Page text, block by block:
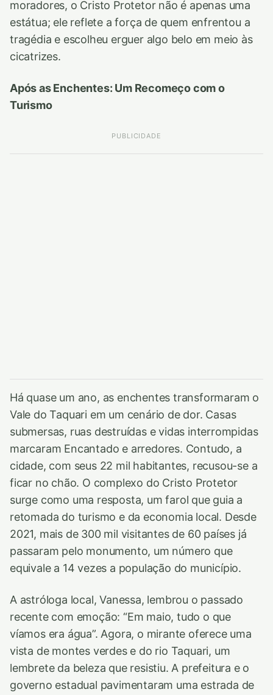
moradores, o Cristo Protetor não é apenas uma
estátua; ele reflete a força de quem enfrentou a
tragédia e escolheu erguer algo belo em meio às
cicatrizes.
Após as Enchentes: Um Recomeço com o
Turismo
PUBLICIDADE
Há quase um ano, as enchentes transformaram o
Vale do Taquari em um cenário de dor. Casas
submersas, ruas destruídas e vidas interrompidas
marcaram Encantado e arredores. Contudo, a
cidade, com seus 22 mil habitantes, recusou-se a
ficar no chão. O complexo do Cristo Protetor
surge como uma resposta, um farol que guia a
retomada do turismo e da economia local. Desde
2021, mais de 300 mil visitantes de 60 países já
passaram pelo monumento, um número que
equivale a 14 vezes a população do município.
A astróloga local, Vanessa, lembrou o passado
recente com emoção: “Em maio, tudo o que
víamos era água”. Agora, o mirante oferece uma
vista de montes verdes e do rio Taquari, um
lembrete da beleza que resistiu. A prefeitura e o
governo estadual pavimentaram uma estrada de